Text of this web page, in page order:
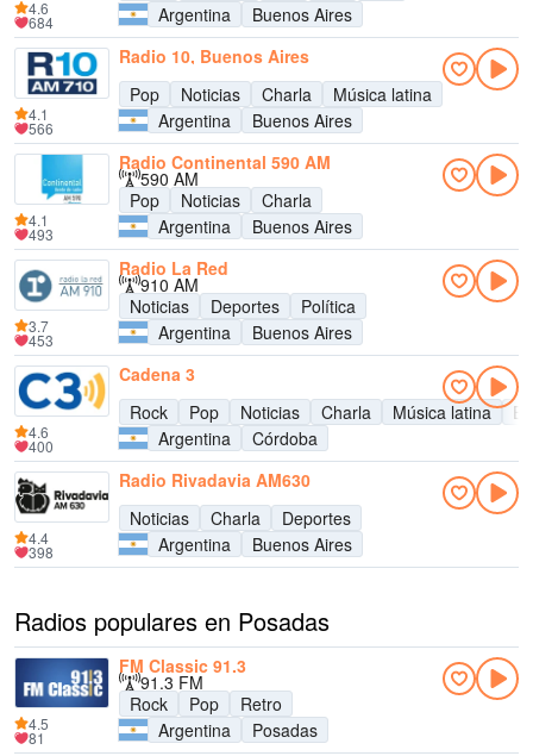
Argentina
Buenos Aires
4.6
684
Radio 10, Buenos Aires
Pop
Noticias Charla
Música latina
Argentina
Buenos Aires
4.1
566
Radio Continental 590 AM
590 AM
Pop
Noticias
Charla
Argentina
Buenos Aires
4.1
493
Radio La Red
910 AM
Noticias
Deportes
Política
Argentina
Buenos Aires
3.7
453
Cadena 3
Rock
Pop Noticias Charla Música latina
Argentina
Córdoba
4.6
400
Radio Rivadavia AM630
Noticias
Charla
Deportes
Argentina
Buenos Aires
4.4
398
Radios populares en Posadas
FM Classic 91.3
91.3 FM
Rock
Pop
Retro
Argentina
Posadas
4.5
81